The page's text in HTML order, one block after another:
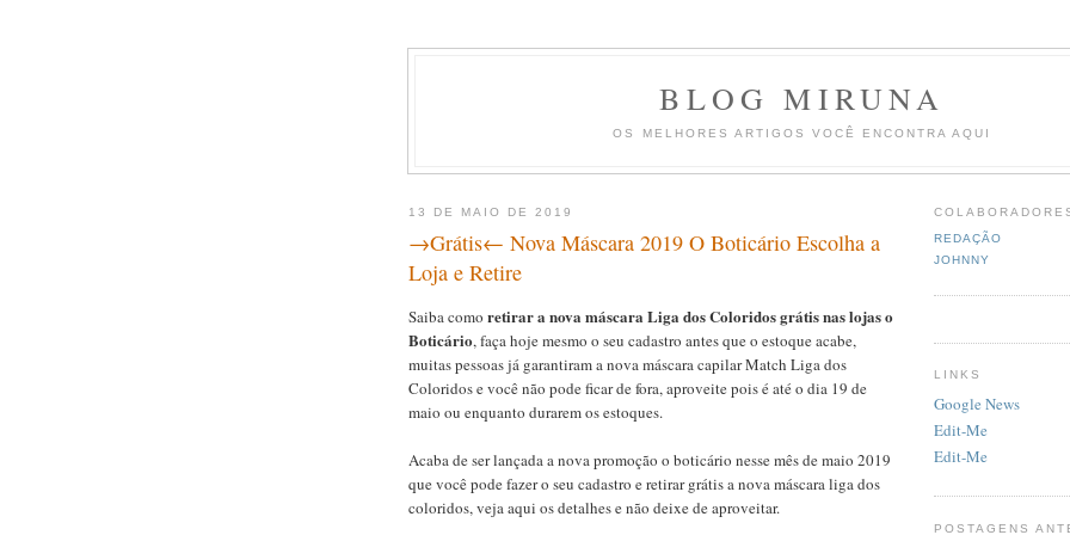
BLOG MIRUNA
OS MELHORES ARTIGOS VOCÊ ENCONTRA AQUI
13 DE MAIO DE 2019
→Grátis← Nova Máscara 2019 O Boticário Escolha a
Loja e Retire
Saiba como retirar a nova máscara Liga dos Coloridos grátis nas lojas o
Boticário, faça hoje mesmo o seu cadastro antes que o estoque acabe,
muitas pessoas já garantiram a nova máscara capilar Match Liga dos
Coloridos e você não pode ficar de fora, aproveite pois é até o dia 19 de
maio ou enquanto durarem os estoques.
Acaba de ser lançada a nova promoção o boticário nesse mês de maio 2019
que você pode fazer o seu cadastro e retirar grátis a nova máscara liga dos
coloridos, veja aqui os detalhes e não deixe de aproveitar.
REDAÇÃO
JOHNNY
LINKS
Google News
Edit-Me
Edit-Me
POSTAGENS